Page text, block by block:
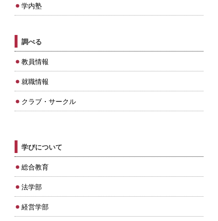
学内塾
調べる
教員情報
就職情報
クラブ・サークル
学びについて
総合教育
法学部
経営学部